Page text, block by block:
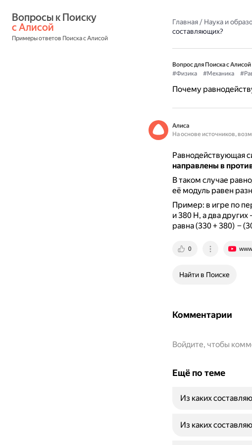
с Алисой
Примеры ответов Поиска с Алисой
Главная/ Наука и
составляющих?
Вопрос для Поиска с Алисой
#Физика
#Механика
Почему
Алиса
На основе источников,
Равнодействующая
направлены в
В таком случае
её модуль равен
Пример: в игре по
и 380 Н, а два
равна (330 + 380) −
0
Найти в Поиске
Комментарии
Войдите, чтобы
Ещё по теме
Из каких
Из каких